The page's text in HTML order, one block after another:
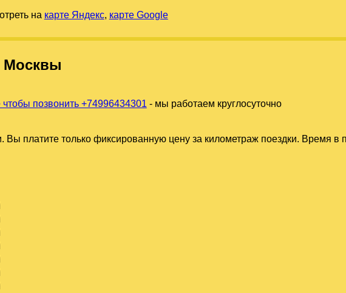
на карте Яндекс, карте Google
Москвы
позвонить +74996434301 - мы работаем круглосуточно
Вы платите только фиксированную цену за километраж поездки. Время в